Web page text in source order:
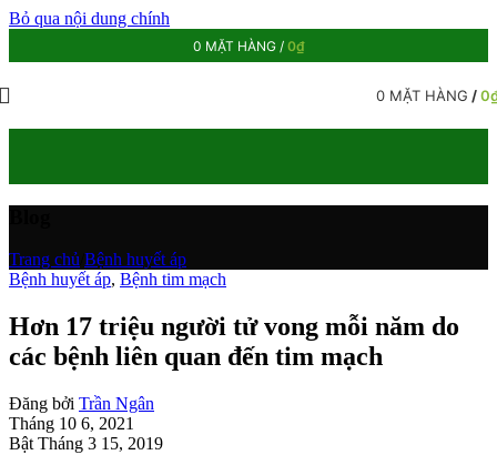
Bỏ qua nội dung chính
0 MẶT HÀNG / 0₫
0 MẶT HÀNG /0
Trang chủ Bệnh huyết áp
Bệnh huyết áp, Bệnh tim mạch
Hơn 17 triệu người tử vong mỗi năm do
các bệnh liên quan đến tim mạch
Đăng bởi Trần Ngân
Tháng 10 6, 2021
Bật Tháng 3 15, 2019